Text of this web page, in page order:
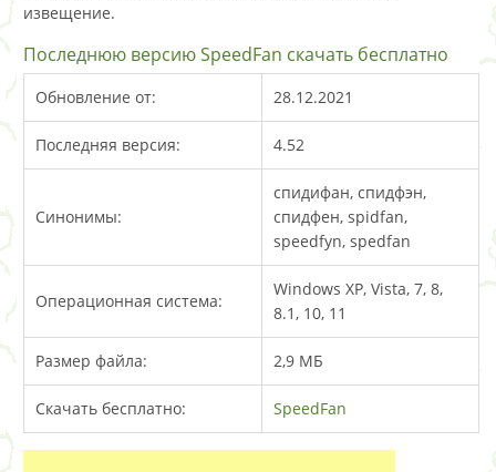
извещение.
Последнюю версию SpeedFan скачать бесплатно
Обновление от: 28.12.2021
Последняя версия: 4.52
Синонимы:
спидифан, спидфэн,
спидфен, spidfan,
speedfyn, spedfan
Операционная система:
Windows XP, Vista, 7, 8,
8.1, 10, 11
Размер файла: 2,9 МБ
Скачать бесплатно: SpeedFan